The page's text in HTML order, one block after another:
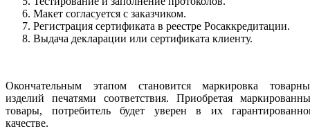
Макет согласуется с заказчиком.
Регистрация сертификата в реестре Росаккредитации.
Выдача декларации или сертификата клиенту.
Окончательным этапом становится маркировка
изделий печатями соответствия. Приобретая
товары, потребитель будет уверен в их
качестве.